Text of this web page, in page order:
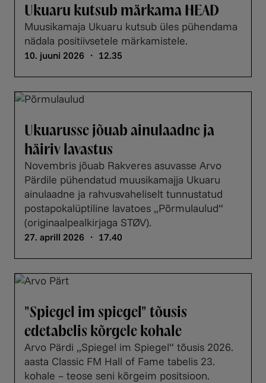
Ukuaru kutsub märkama HEAD
Muusikamaja Ukuaru kutsub üles pühendama
nädala positiivsetele märkamistele.
10. juuni 2026 ・ 12.35
Ukuarusse jõuab ainulaadne ja
häiriv lavastus
Novembris jõuab Rakveres asuvasse Arvo
Pärdile pühendatud muusikamajja Ukuaru
ainulaadne ja rahvusvaheliselt tunnustatud
postapokalüptiline lavatoes „Põrmulaulud“
(originaalpealkirjaga STØV).
27. aprill 2026 ・ 17.40
"Spiegel im spiegel" tõusis
edetabelis kõrgele kohale
Arvo Pärdi „Spiegel im Spiegel“ tõusis 2026.
aasta Classic FM Hall of Fame tabelis 23.
kohale – teose seni kõrgeim positsioon.